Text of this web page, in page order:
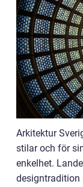
Arkitektur
stilar och för
enkelhet.
designtradition